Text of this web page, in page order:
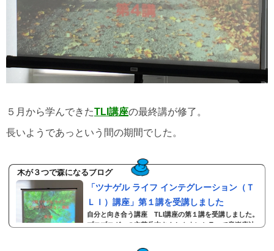
５月から学んできたTLI講座の最終講が修了。
長いようであっという間の期間でした。
木が３つで森になるブログ
「ツナゲル ライフ インテグレーション（Ｔ
ＬＩ）講座」第１講を受講しました
自分と向き合う講座 TLI講座の第１講を受講しました。
プロブロガーの立花岳志さんとカウンセラーで音楽療法